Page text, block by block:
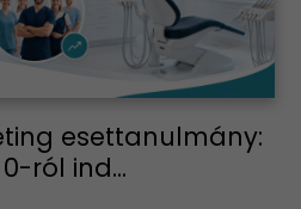
esettanulmány:
ról ind...